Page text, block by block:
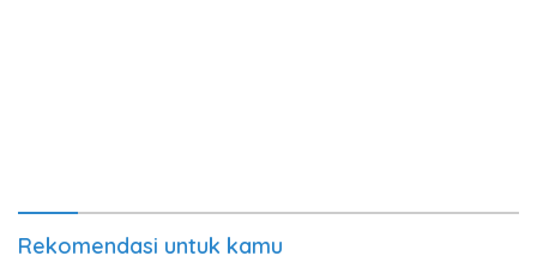
Rekomendasi untuk kamu